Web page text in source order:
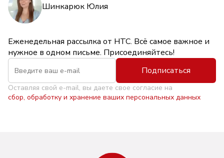
Шинкарюк Юлия
Еженедельная рассылка от НТС. Всё самое важное и
нужное в одном письме. Присоединяйтесь!
Подписаться
Оставляя свой e-mail, вы даете свое согласие на
сбор, обработку и хранение ваших персональных данных